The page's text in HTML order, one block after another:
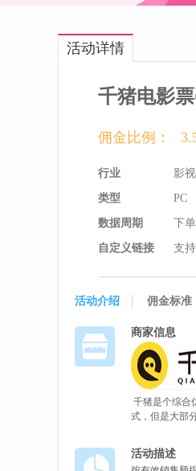
活动详情
千猪电影
佣金比例：
行业 影
类型 PC
数据周期 下
自定义链接 支
活动介绍 佣金标准
商家信息
千猪是个综合
式，但是大部
活动描述